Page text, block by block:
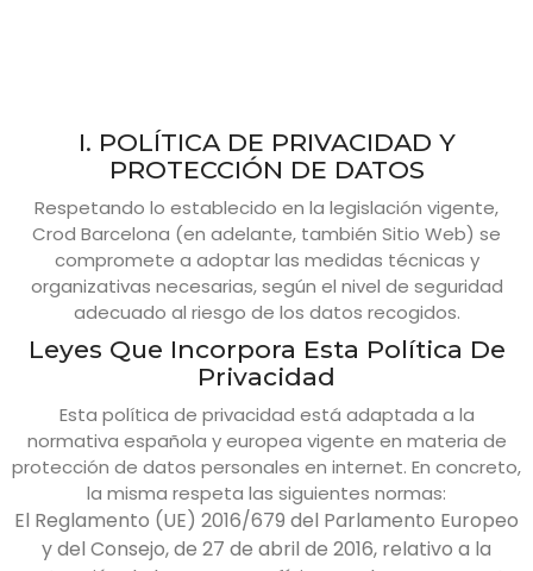
I. POLÍTICA DE PRIVACIDAD Y
PROTECCIÓN DE DATOS
Respetando lo establecido en la legislación vigente,
Crod Barcelona (en adelante, también Sitio Web) se
compromete a adoptar las medidas técnicas y
organizativas necesarias, según el nivel de seguridad
adecuado al riesgo de los datos recogidos.
Leyes Que Incorpora Esta Política De
Privacidad
Esta política de privacidad está adaptada a la
normativa española y europea vigente en materia de
protección de datos personales en internet. En concreto,
la misma respeta las siguientes normas:
El Reglamento (UE) 2016/679 del Parlamento Europeo
y del Consejo, de 27 de abril de 2016, relativo a la